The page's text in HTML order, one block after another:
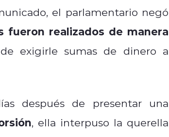
el parlamentario negó
fueron realizados de manera
exigirle sumas de dinero a
después de presentar una
, ella interpuso la querella